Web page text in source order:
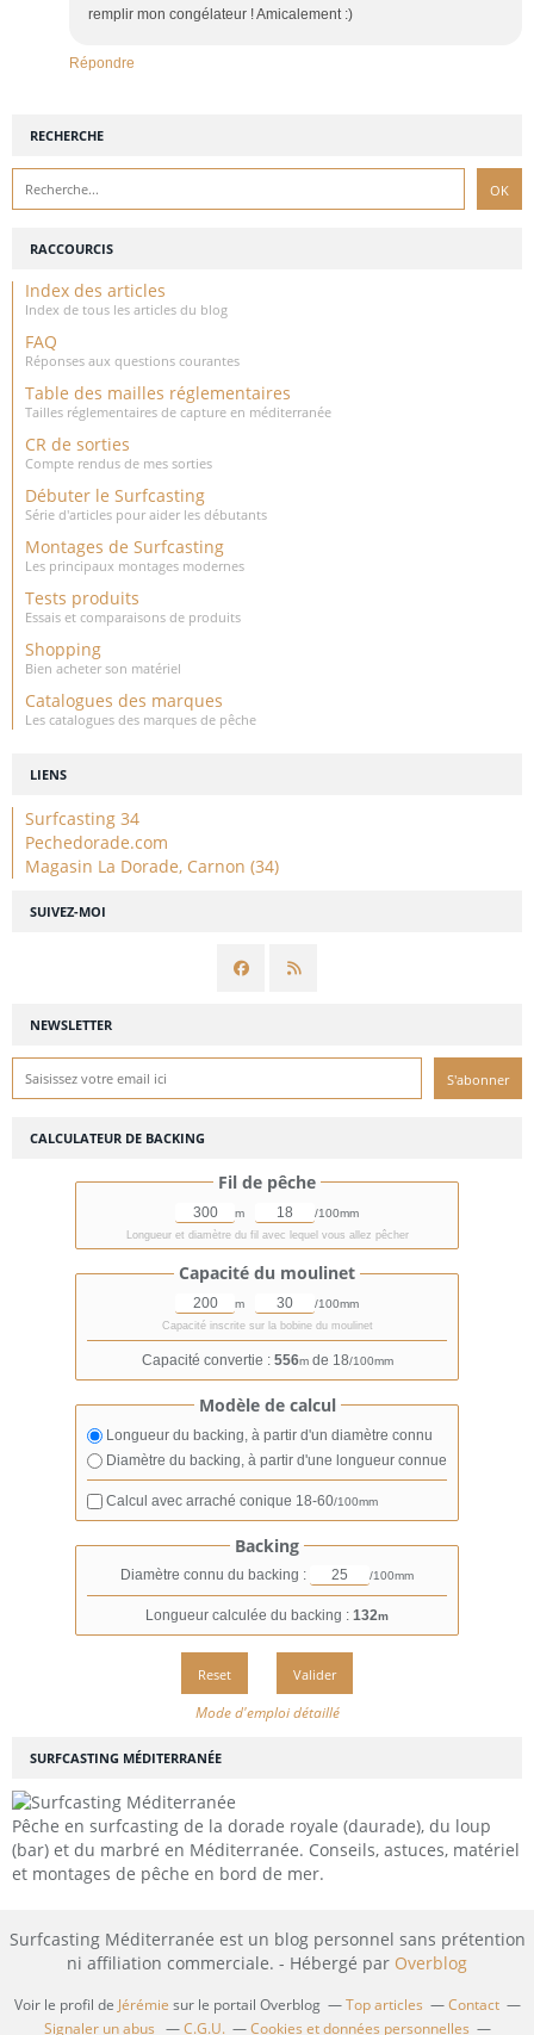
remplir mon congélateur ! Amicalement :)
Répondre
NEWSLETTER
SUIVEZ-MOI
RECHERCHE
SURFCASTING MÉDITERRANÉE
Pêche en surfcasting de la dorade royale (daurade), du loup
(bar) et du marbré en Méditerranée. Conseils, astuces, matériel
et montages de pêche en bord de mer.
RACCOURCIS
Index des articles
Index de tous les articles du blog
FAQ
Réponses aux questions courantes
Table des mailles réglementaires
Tailles réglementaires de capture en méditerranée
CR de sorties
Compte rendus de mes sorties
Débuter le Surfcasting
Série d'articles pour aider les débutants
Montages de Surfcasting
Les principaux montages modernes
Tests produits
Essais et comparaisons de produits
Shopping
Bien acheter son matériel
Catalogues des marques
Les catalogues des marques de pêche
LIENS
Surfcasting 34
Pechedorade.com
Magasin La Dorade, Carnon (34)
CALCULATEUR DE BACKING
Fil de pêche
m /100mm
Longueur et diamètre du fil avec lequel vous allez pêcher
Capacité du moulinet
m /100mm
Capacité inscrite sur la bobine du moulinet
Capacité convertie : 556mde 18/100mm
Modèle de calcul
Longueur du backing, à partir d'un diamètre connu
Diamètre du backing, à partir d'une longueur connue
Calcul avec arraché conique 18-60/100mm
Backing
Diamètre connu du backing : /100mm
Longueur calculée du backing : 132m
Mode d'emploi détaillé
Surfcasting Méditerranée est un blog personnel sans prétention
ni affiliation commerciale. - Hébergé par Overblog
Voir le profil de Jérémie sur le portail Overblog Top articles
Contact
Signaler un abus
C.G.U. Cookies et données personnelles